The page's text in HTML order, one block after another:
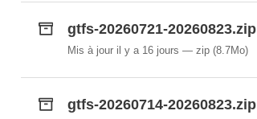
gtfs-20260721-20260823.zip
Mis à jour il y a 16 jours zip(8.7Mo)
gtfs-20260714-20260823.zip